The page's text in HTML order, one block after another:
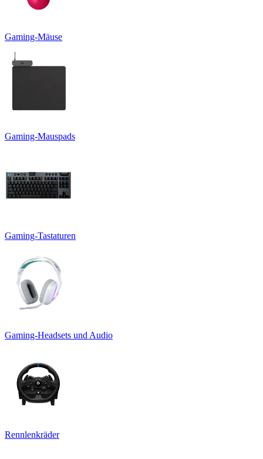
Gaming-Mäuse
Gaming-Mauspads
Gaming-Tastaturen
Gaming-Headsets und Audio
Rennlenkräder